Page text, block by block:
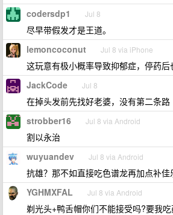
codersdp1 Jul 8
尽早带假发才是王道。
lemoncoconut Jul 8 via iPhone
这玩意有极小概率导致抑郁症，停药
JackCode Jul 8
在掉头发前先找好老婆，没有第二条路
strobber16 Jul 8 via Android
割以永治
wuyuandev Jul 8 via Android
抗雄？那不如直接吃色谱龙再加点补
YGHMXFAL Jul 8 via Android
剃光头+鸭舌帽你们不能接受吗?要我